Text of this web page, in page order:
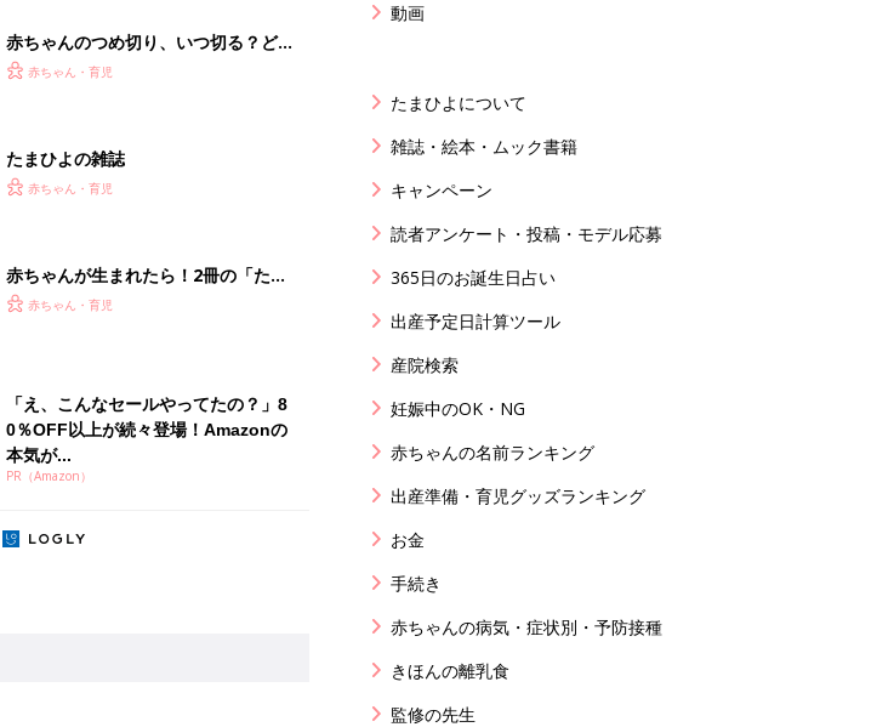
赤ちゃんのつめ切り、いつ切る？どう
切る？コツ＆やりがちNG2選【保健師
赤ちゃん・育児
たまひよの雑誌
赤ちゃん・育児
赤ちゃんが生まれたら！2冊の「たま
ひよ」
赤ちゃん・育児
「え、こんなセールやってたの？」8
0％OFF以上が続々登場！Amazonの
本気が...
PR（Amazon）
動画
たまひよについて
雑誌・絵本・ムック書籍
キャンペーン
読者アンケート・投稿・モデル応募
365日のお誕生日占い
出産予定日計算ツール
産院検索
妊娠中のOK・NG
赤ちゃんの名前ランキング
出産準備・育児グッズランキング
お金
手続き
赤ちゃんの病気・症状別・予防接種
きほんの離乳食
監修の先生